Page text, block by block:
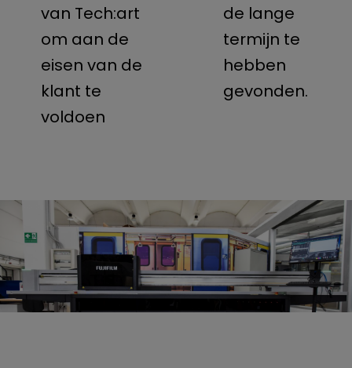
van Tech:art
om aan de
eisen van de
klant te
voldoen
de lange
termijn te
hebben
gevonden.